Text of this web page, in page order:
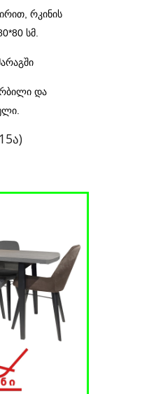
, რკინის
სმ.
და